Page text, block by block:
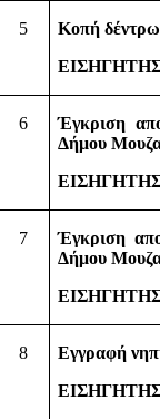
5
Κοπή
ΕΙΣΗΓΗΤΗΣ:
6
Έγκριση
Δήμου
7
Έγκριση
Δήμου
8
Εγγραφή